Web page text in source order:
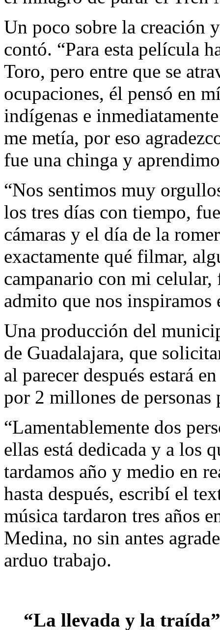
Un poco sobre la creación
contó. “Para esta película
Toro, pero entre que se
ocupaciones, él pensó en
indígenas e
me metía, por eso
fue una chinga y
“Nos sentimos muy
los tres días con tiempo,
cámaras y el día de la
exactamente qué filmar,
campanario con mi
admito que nos
Una producción del
de Guadalajara, que
al parecer después estará
por 2 millones de personas
“Lamentablemente dos
ellas está dedicada y a los
tardamos año y medio en
hasta después, escribí el
música tardaron tres años
Medina, no sin antes
arduo trabajo.
“La llevada y la